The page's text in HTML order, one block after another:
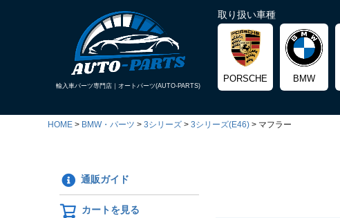
輸入車パーツ専門店｜オートパーツ(AUTO-PARTS)
取り扱い車種
PORSCHE BMW
HOME BMW・パーツ 3シリーズ 3シリーズ(E46) マフラー
通販ガイド
カートを見る